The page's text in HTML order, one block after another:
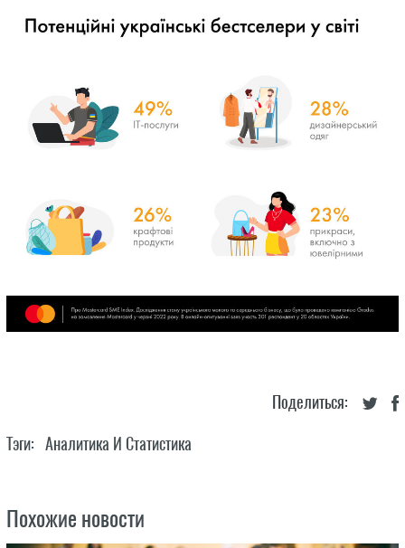
Поделиться:
Тэги: Аналитика И Статистика
Похожие новости